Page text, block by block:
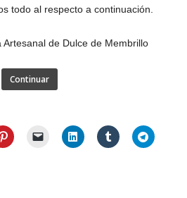
todo al respecto a continuación.
Continuar